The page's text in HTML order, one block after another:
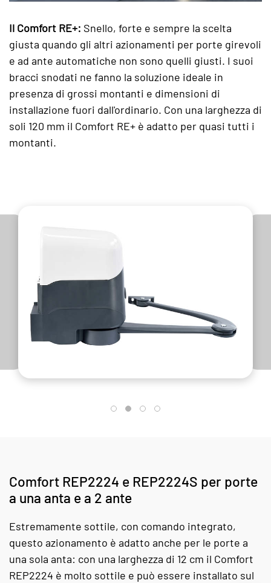
Il Comfort RE+: Snello, forte e sempre la scelta
giusta quando gli altri azionamenti per porte girevoli
e ad ante automatiche non sono quelli giusti. I suoi
bracci snodati ne fanno la soluzione ideale in
presenza di grossi montanti e dimensioni di
installazione fuori dall'ordinario. Con una larghezza di
soli 120 mm il Comfort RE+ è adatto per quasi tutti i
montanti.
Comfort REP2224 e REP2224S per porte
a una anta e a 2 ante
Estremamente sottile, con comando integrato,
questo azionamento è adatto anche per le porte a
una sola anta: con una larghezza di 12 cm il Comfort
REP2224 è molto sottile e può essere installato sul